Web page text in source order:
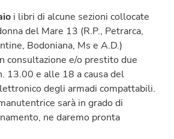
i libri di alcune sezioni collocate
del Mare 13 (R.P., Petrarca,
Bodoniana, Ms e A.D.)
consultazione e/o prestito due
13.00 e alle 18 a causa del
degli armadi compattabili.
sarà in grado di
ne daremo pronta